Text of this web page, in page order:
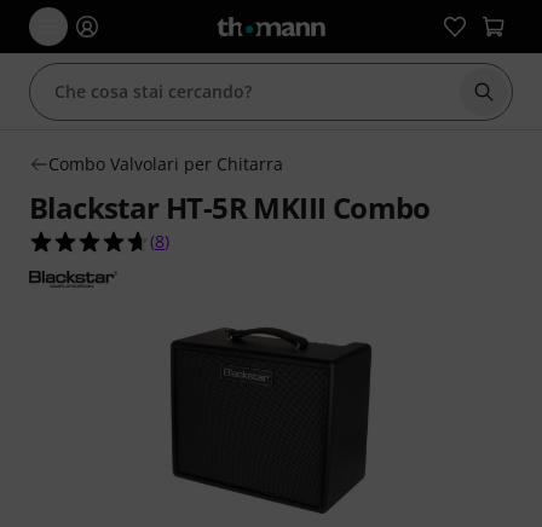
Combo Valvolari per Chitarra
Blackstar HT-5R MKIII Combo
4.6 su 5 stelle su 8 valutazioni dei clienti
(8)